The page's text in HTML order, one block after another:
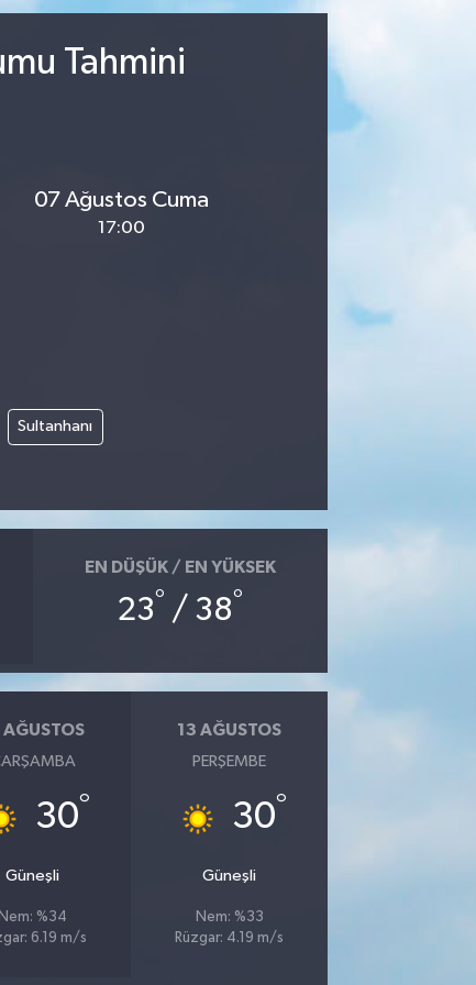
Tahmini
07 Ağustos Cuma
17:00
Sultanhanı
EN DÜŞÜK / EN YÜKSEK
23° / 38°
AĞUSTOS
30°
Güneşli
Nem: %34
6.19 m/s
13 AĞUSTOS
PERŞEMBE
30°
Güneşli
Nem: %33
Rüzgar: 4.19 m/s